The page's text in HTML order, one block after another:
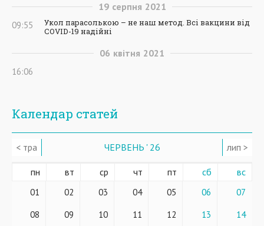
19 серпня 2021
09:55
Укол парасолькою – не наш метод. Всі вакцини від
COVID-19 надійні
06 квітня 2021
16:06
Календар статей
< тра ЧЕРВЕНЬ ' 26 лип >
пн вт ср чт пт сб вс
01 02 03 04 05 06
07
08
09 10 11 12 13
14